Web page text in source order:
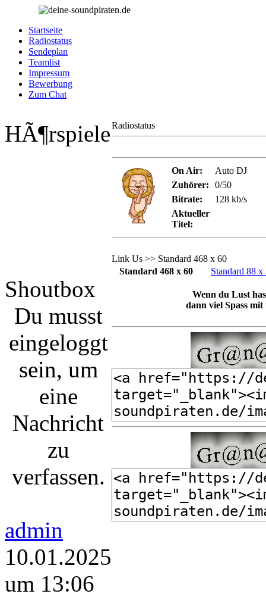
Startseite
Radiostatus
Sendeplan
Teamlist
Impressum
Bewerbung
Zum Chat
HÃ¶rspiele
Shoutbox
Du musst
eingeloggt
sein, um
eine
Nachricht
zu
verfassen.
admin
10.01.2025
um 13:06
Radiostatus
On Air:
Auto DJ
Zuhörer:
0/50
Bitrate:
128 kb/s
Aktueller
Titel:
Link Us >> Standard 468 x 60
Standard 468 x 60
Standard 88 x
Wenn du Lust
dann viel Spass